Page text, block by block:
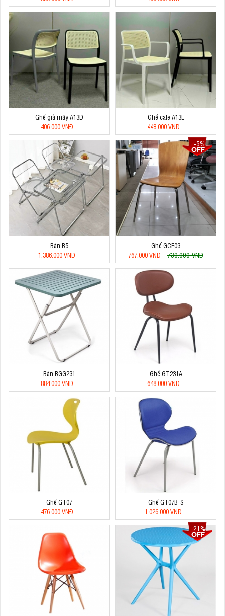
Ghế giả mây A13D
406.000 VNĐ
Ghế cafe A13E
448.000 VNĐ
Bàn B5
1.386.000 VNĐ
-5%
Ghế GCF03
767.000 VNĐ
730.000 VNĐ
Bàn BGG231
884.000 VNĐ
Ghế GT231A
648.000 VNĐ
Ghế GT07
476.000 VNĐ
Ghế GT07B-S
1.026.000 VNĐ
21%